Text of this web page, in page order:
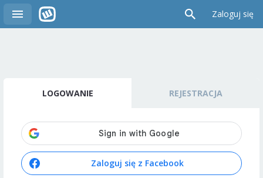
Zaloguj się
LOGOWANIE REJESTRACJA
Zaloguj się z Facebook